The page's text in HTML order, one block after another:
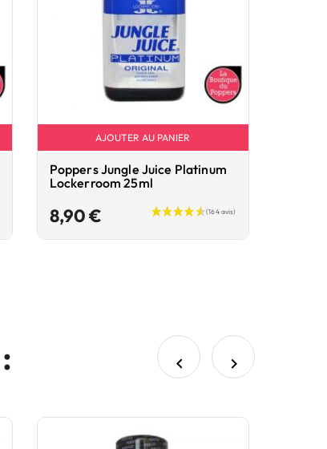
AJOUTER AU PANIER
Poppers Jungle Juice Platinum
Lockerroom 25ml
8,90 €
 